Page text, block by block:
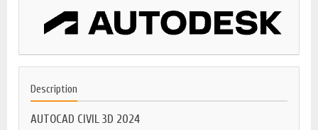
Description
AUTOCAD CIVIL 3D 2024